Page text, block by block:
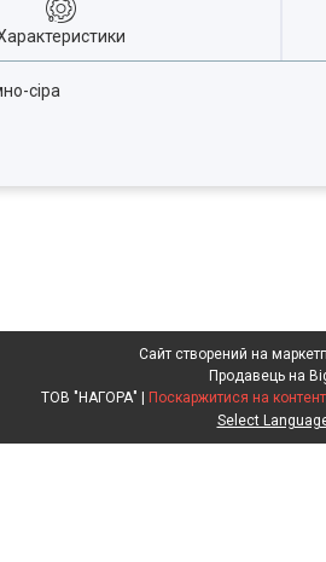
сіра
Сайт створений на
Продавець на
Поскаржитися на контент
Select